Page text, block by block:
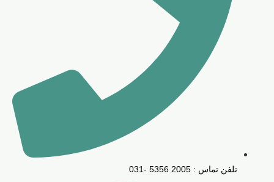
تلفن تماس : 2005 5356 -031